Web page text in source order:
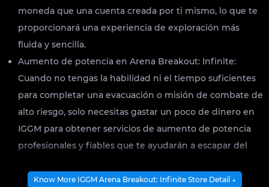
moneda que una cuenta creada por ti mismo, lo que te
proporcionará una experiencia de exploración más
fluida y sencilla.
Aumento de potencia en Arena Breakout: Infinite:
Cuando no tengas la habilidad ni el tiempo suficientes
para completar una evacuación o misión de combate de
alto riesgo, solo necesitas gastar un poco de dinero en
IGGM para obtener servicios de aumento de potencia
profesionales y fiables que te ayudarán a escapar del
peligro y a conseguir un gran botín.
Know More IGGM Arena Breakout: Infinite Store Detail ↓